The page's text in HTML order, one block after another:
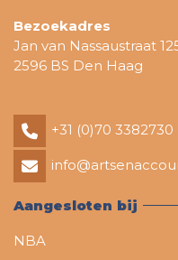
Bezoekadres
Jan van Nassaustraat
2596 BS Den Haag
+31 (0)70 3382730
Aangesloten bij
NBA